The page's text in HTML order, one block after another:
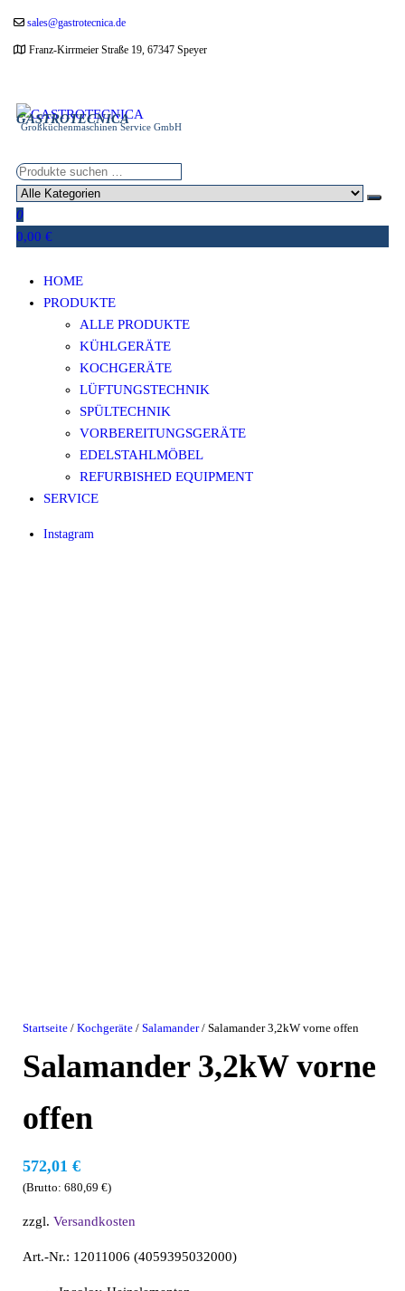
Zumsales@gastrotecnica.de
Franz-Kirrmeier Straße 19, 67347 Speyer
GASTROTECNICA
Großküchenmaschinen Service GmbH
0
0,00 €
HOME
PRODUKTE
ALLE PRODUKTE
KÜHLGERÄTE
KOCHGERÄTE
LÜFTUNGSTECHNIK
SPÜLTECHNIK
VORBEREITUNGSGERÄTE
EDELSTAHLMÖBEL
REFURBISHED EQUIPMENT
SERVICE
Instagram
Startseite /Kochgeräte /Salamander/ Salamander 3,2kW vorne offen
Salamander 3,2kW vorne
offen
572,01€
(Brutto:680,69€)
zzgl.Versandkosten
Art.-Nr.: 12011006 (4059395032000)